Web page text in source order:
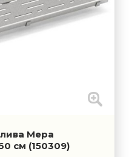
Mepa
см (150309)